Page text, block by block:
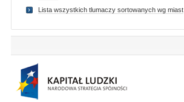
Lista wszystkich tlumaczy sortowanych wg miast